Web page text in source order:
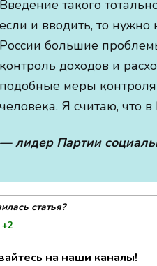
Введение такого
если и вводить, то нужно
России большие
контроль доходов и
подобные меры контроля
человека. Я считаю, что
— лидер Партии
статья?
+2
на наши каналы!